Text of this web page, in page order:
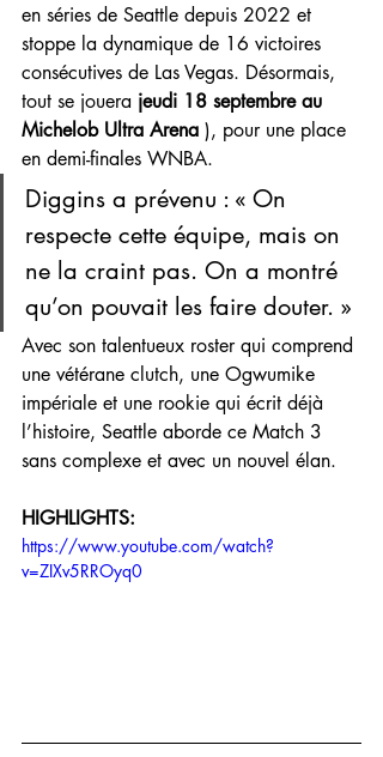
en séries de Seattle depuis 2022 et
stoppe la dynamique de 16 victoires
consécutives de Las Vegas. Désormais,
tout se jouera jeudi 18 septembre au
Michelob Ultra Arena ), pour une place
en demi-finales WNBA.
Diggins a prévenu : « On
respecte cette équipe, mais on
ne la craint pas. On a montré
qu’on pouvait les faire douter. »
Avec son talentueux roster qui comprend
une vétérane clutch, une Ogwumike
impériale et une rookie qui écrit déjà
l’histoire, Seattle aborde ce Match 3
sans complexe et avec un nouvel élan.
HIGHLIGHTS:
https://www.youtube.com/watch?
v=ZIXv5RROyq0